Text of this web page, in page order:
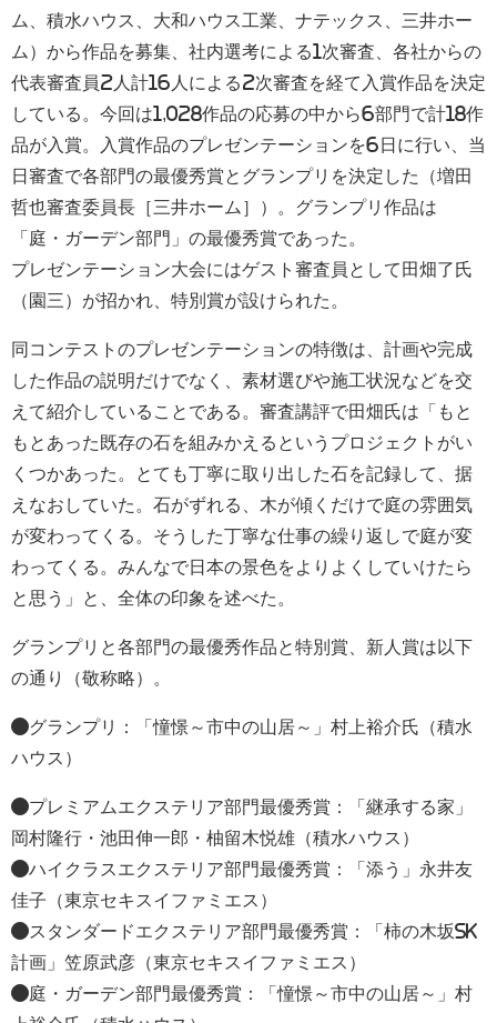
ム、積水ハウス、大和ハウス工業、ナテックス、三井ホー
ム）から作品を募集、社内選考による1次審査、各社からの
代表審査員2人計16人による2次審査を経て入賞作品を決定
している。今回は1,028作品の応募の中から6部門で計18作
品が入賞。入賞作品のプレゼンテーションを6日に行い、当
日審査で各部門の最優秀賞とグランプリを決定した（増田
哲也審査委員長［三井ホーム］）。グランプリ作品は
「庭・ガーデン部門」の最優秀賞であった。
プレゼンテーション大会にはゲスト審査員として田畑了氏
（園三）が招かれ、特別賞が設けられた。
同コンテストのプレゼンテーションの特徴は、計画や完成
した作品の説明だけでなく、素材選びや施工状況などを交
えて紹介していることである。審査講評で田畑氏は「もと
もとあった既存の石を組みかえるというプロジェクトがい
くつかあった。とても丁寧に取り出した石を記録して、据
えなおしていた。石がずれる、木が傾くだけで庭の雰囲気
が変わってくる。そうした丁寧な仕事の繰り返しで庭が変
わってくる。みんなで日本の景色をよりよくしていけたら
と思う」と、全体の印象を述べた。
グランプリと各部門の最優秀作品と特別賞、新人賞は以下
の通り（敬称略）。
●グランプリ：「憧憬～市中の山居～」村上裕介氏（積水
ハウス）
●プレミアムエクステリア部門最優秀賞：「継承する家」
岡村隆行・池田伸一郎・柚留木悦雄（積水ハウス）
●ハイクラスエクステリア部門最優秀賞：「添う」永井友
佳子（東京セキスイファミエス）
●スタンダードエクステリア部門最優秀賞：「柿の木坂SK
計画」笠原武彦（東京セキスイファミエス）
●庭・ガーデン部門最優秀賞：「憧憬～市中の山居～」村